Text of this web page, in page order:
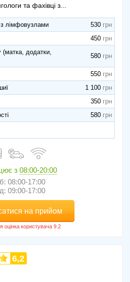
та фахівці з...
лімфовузлами
530
450
додатки,
580
550
1 100
350
580
з 08:00-20:00
08:00-17:00
09:00-17:00
на прийом
6,2